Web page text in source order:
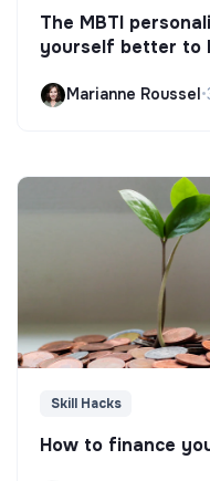
The MBTI
yourself better to
Marianne Roussel•
Skill Hacks
How to finance